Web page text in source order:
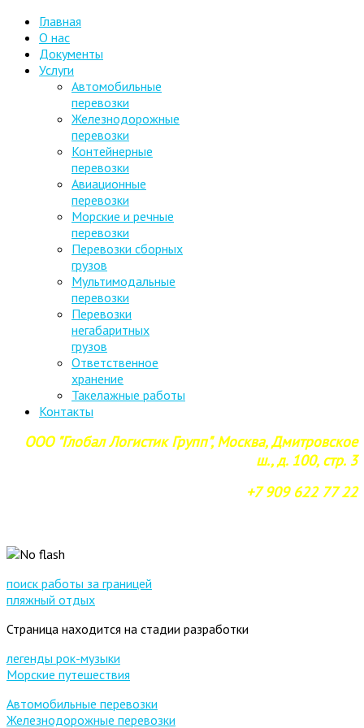
Главная
О нас
Документы
Услуги
Автомобильные
перевозки
Железнодорожные
перевозки
Контейнерные
перевозки
Авиационные
перевозки
Морские и речные
перевозки
Перевозки сборных
грузов
Мультимодальные
перевозки
Перевозки
негабаритных
грузов
Ответственное
хранение
Такелажные работы
Контакты
ООО "Глобал Логистик Групп", Москва, Дмитровское
ш., д. 100, стр. 3
+7 909 622 77 22
поиск работы за границей
пляжный отдых
Страница находится на стадии разработки
легенды рок-музыки
Морские путешествия
Автомобильные перевозки
Железнодорожные перевозки